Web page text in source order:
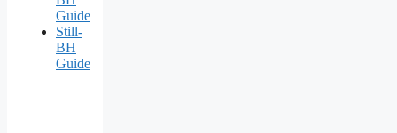
Guide
Still-
BH
Guide